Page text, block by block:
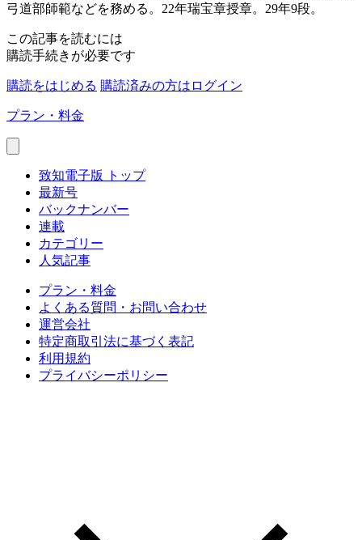
弓道部師範などを務める。22年瑞宝章授章。29年9段。
この記事を読むには
購読手続きが必要です
購読をはじめる 購読済みの方はログイン
プラン・料金
致知電子版 トップ
最新号
バックナンバー
連載
カテゴリー
人気記事
プラン・料金
よくある質問・お問い合わせ
運営会社
特定商取引法に基づく表記
利用規約
プライバシーポリシー